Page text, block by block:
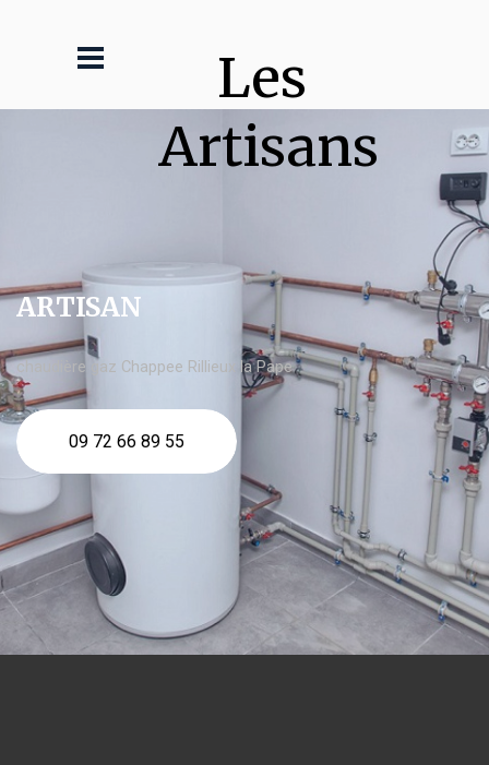
Les
Artisans
ARTISAN
chaudière gaz Chappee Rillieux la Pape
09 72 66 89 55